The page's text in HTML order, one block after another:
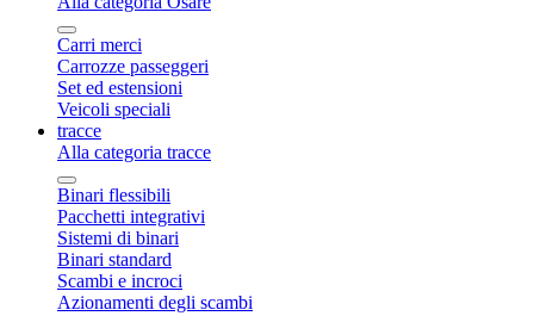
Carri merci
Carrozze passeggeri
Set ed estensioni
Veicoli speciali
tracce
Alla categoria tracce
Binari flessibili
Pacchetti integrativi
Sistemi di binari
Binari standard
Scambi e incroci
Azionamenti degli scambi